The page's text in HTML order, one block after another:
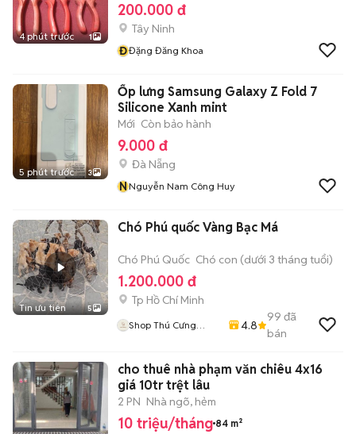
4 phút trước 1
200.000 đ
Tây Ninh
ĐĐặng Đăng Khoa
5 phút trước 3
Ốp lưng Samsung Galaxy Z Fold 7
Silicone Xanh mint
Mới Còn bảo hành
9.000 đ
Đà Nẵng
NNguyễn Nam Công Huy
Tin ưu tiên 5
Chó Phú quốc Vàng Bạc Má
Chó Phú Quốc Chó con (dưới 3 tháng tuổi)
1.200.000 đ
Tp Hồ Chí Minh
Shop Thú Cưng
4.8
99 đã
bán
cho thuê nhà phạm văn chiêu 4x16
giá 10tr trệt lâu
2 PN Nhà ngõ, hẻm
10 triệu/tháng 84 m²